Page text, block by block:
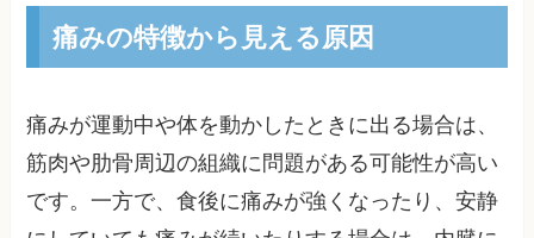
痛みの特徴から見える原因
痛みが運動中や体を動かしたときに出る場合は、
筋肉や肋骨周辺の組織に問題がある可能性が高い
です。一方で、食後に痛みが強くなったり、安静